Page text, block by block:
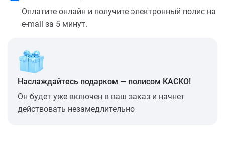
Оплатите онлайн и получите электронный полис на
e-mail за 5 минут.
Наслаждайтесь подарком — полисом КАСКО!
Он будет уже включен в ваш заказ и начнет
действовать незамедлительно